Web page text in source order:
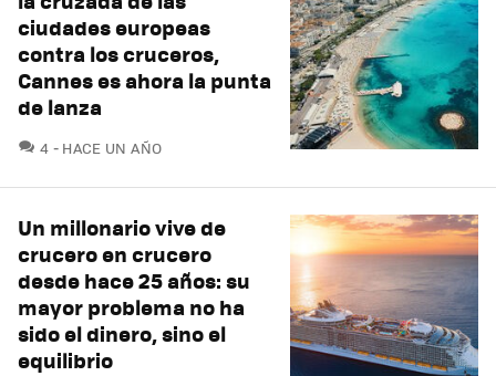
ciudades europeas
contra los cruceros,
Cannes es ahora la punta
de lanza
4 COMENTARIOS
HACE UN AÑO
Un millonario vive de
crucero en crucero
desde hace 25 años: su
mayor problema no ha
sido el dinero, sino el
equilibrio